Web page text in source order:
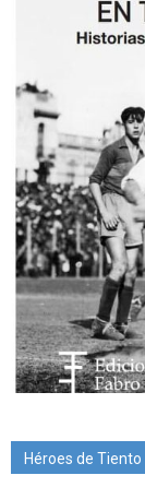
Héroes de Tiento